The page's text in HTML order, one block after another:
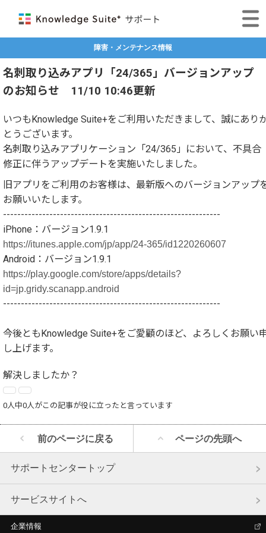
障害・メンテナンス情報
名刺取り込みアプリ「24/365」バージョンアップ
のお知らせ 11/10 10:46更新
いつもKnowledge Suite+をご利用いただきまして、誠にあり
とうございます。
名刺取り込みアプリケーション「24/365」において、不具合
修正に伴うアップデートを実施いたしました。
旧アプリをご利用のお客様は、最新版へのバージョンアップ
お願いいたします。
-------------------------------------------------------------
iPhone：バージョン1.9.1
https://itunes.apple.com/jp/app/24-365/id1220260607
Android：バージョン1.9.1
https://play.google.com/store/apps/details?
id=jp.gridy.scanapp.android
-------------------------------------------------------------
今後ともKnowledge Suite+をご愛顧のほど、よろしくお願い
し上げます。
解決しましたか？
0人中0人がこの記事が役に立ったと言っています
前のページに戻る ページの先頭へ
サポートセンタートップ
サービスサイトへ
企業情報